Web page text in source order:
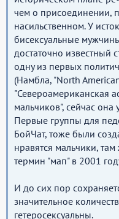
чем о присоединении,
насильственном. У
бисексуальные
достаточно известный
одну из первых
(Намбла, "North
"Североамериканская
мальчиков", сейчас она
Первые группы для
БойЧат, тоже были
нравятся мальчики,
термин "мап" в 2001
И до сих пор
значительное
гетеросексуальны.